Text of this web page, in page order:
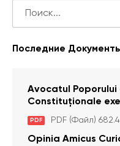
Последние
Avocatul
Constituţionale
constituţionalităţii
plata alocației
cu dizabilitați
PDF PDF (Файл)
Opinia Amicus